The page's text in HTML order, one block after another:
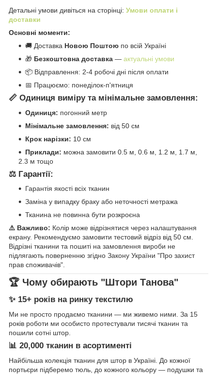
Детальні умови дивіться на сторінці: Умови оплати і
доставки
Основні моменти:
🚚 Доставка Новою Поштою по всій Україні
🎁 Безкоштовна доставка — актуальні умови
📦 Відправлення: 2-4 робочі дні після оплати
📅 Працюємо: понеділок-п'ятниця
📏 Одиниця виміру та мінімальне замовлення:
Одиниця: погонний метр
Мінімальне замовлення: від 50 см
Крок нарізки: 10 см
Приклади: можна замовити 0.5 м, 0.6 м, 1.2 м, 1.7 м,
2.3 м тощо
⚖️ Гарантії:
Гарантія якості всіх тканин
Заміна у випадку браку або неточності метража
Тканина не повинна бути розкроєна
⚠️ Важливо: Колір може відрізнятися через налаштування
екрану. Рекомендуємо замовити тестовий відріз від 50 см.
Відрізні тканини та пошиті на замовлення вироби не
підлягають поверненню згідно Закону України "Про захист
прав споживачів".
🏆 Чому обирають "Штори Танова"
✨ 15+ років на ринку текстилю
Ми не просто продаємо тканини — ми живемо ними. За 15
років роботи ми особисто протестували тисячі тканин та
пошили сотні штор.
📊 20,000 тканин в асортименті
Найбільша колекція тканин для штор в Україні. До кожної
портьєри підберемо тюль, до кожного кольору — подушки та